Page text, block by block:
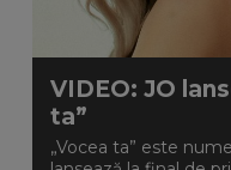
VIDEO: JO
ta”
„Vocea ta” este